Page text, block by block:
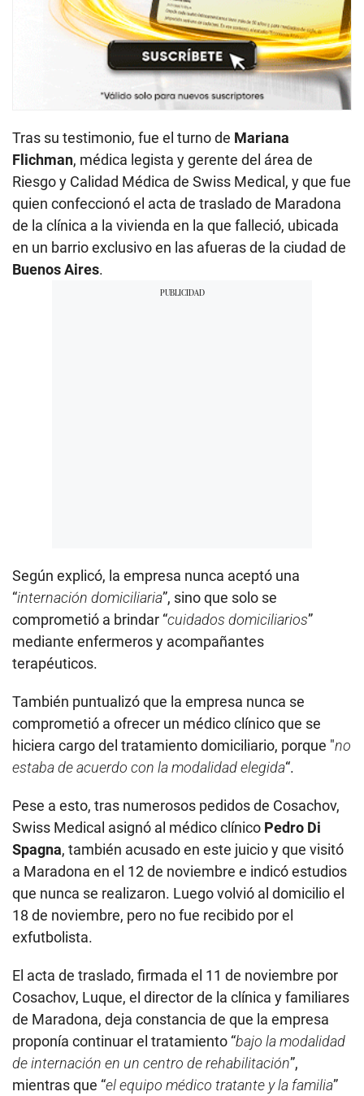
Tras su testimonio, fue el turno de Mariana
Flichman, médica legista y gerente del área de
Riesgo y Calidad Médica de Swiss Medical, y que fue
quien confeccionó el acta de traslado de Maradona
de la clínica a la vivienda en la que falleció, ubicada
en un barrio exclusivo en las afueras de la ciudad de
Buenos Aires.
Según explicó, la empresa nunca aceptó una
“internación domiciliaria”, sino que solo se
comprometió a brindar “cuidados domiciliarios”
mediante enfermeros y acompañantes
terapéuticos.
También puntualizó que la empresa nunca se
comprometió a ofrecer un médico clínico que se
hiciera cargo del tratamiento domiciliario, porque "no
estaba de acuerdo con la modalidad elegida“.
Pese a esto, tras numerosos pedidos de Cosachov,
Swiss Medical asignó al médico clínico Pedro Di
Spagna, también acusado en este juicio y que visitó
a Maradona en el 12 de noviembre e indicó estudios
que nunca se realizaron. Luego volvió al domicilio el
18 de noviembre, pero no fue recibido por el
exfutbolista.
El acta de traslado, firmada el 11 de noviembre por
Cosachov, Luque, el director de la clínica y familiares
de Maradona, deja constancia de que la empresa
proponía continuar el tratamiento “bajo la modalidad
de internación en un centro de rehabilitación”,
mientras que “el equipo médico tratante y la familia”